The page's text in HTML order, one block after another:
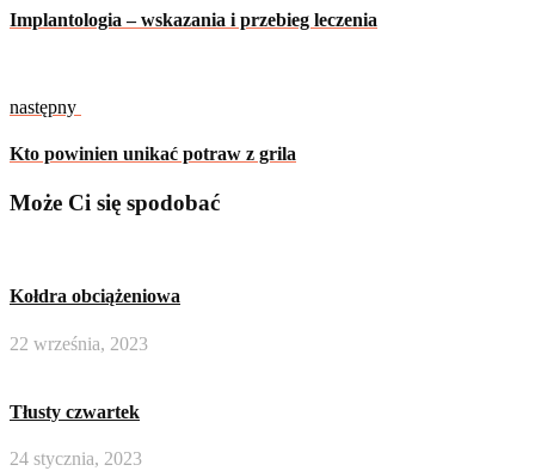
Implantologia – wskazania i przebieg leczenia
następny
Kto powinien unikać potraw z grila
Może Ci się spodobać
Kołdra obciążeniowa
22 września, 2023
Tłusty czwartek
24 stycznia, 2023